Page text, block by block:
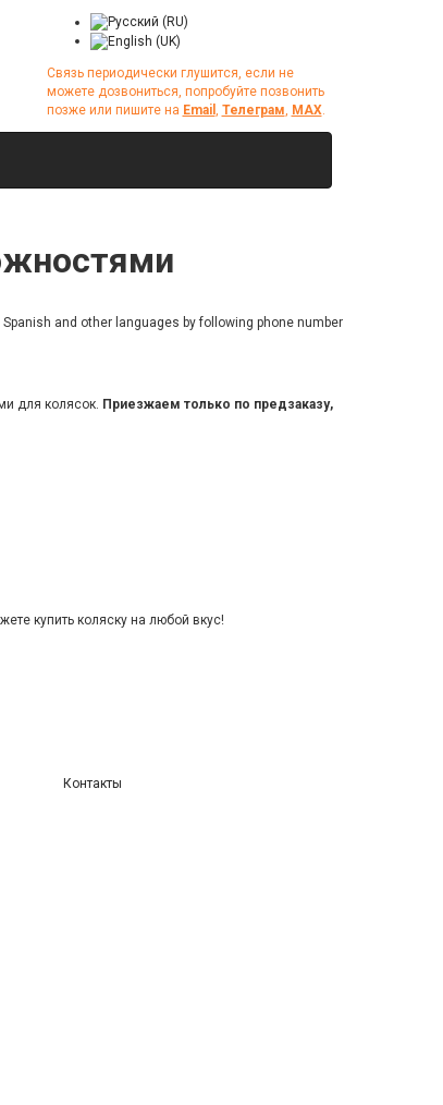
Связь периодически глушится, если не
можете дозвониться, попробуйте позвонить
позже или пишите на Email Телеграм МАХ.
and other languages by following phone number
для колясок. Приезжаем только по предзаказу,
купить коляску на любой вкус!
Контакты